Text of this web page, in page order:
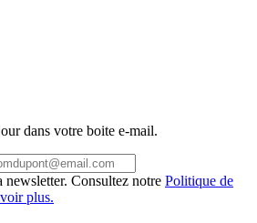
dans votre boite e-mail.
newsletter. Consultez notre Politique de
plus.